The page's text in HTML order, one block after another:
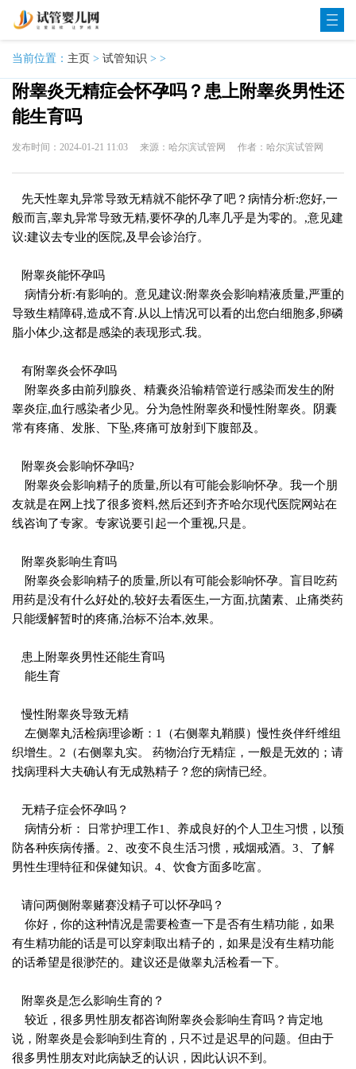
当前位置： 主页 > 试管知识 > >
附睾炎无精症会怀孕吗？患上附睾炎男性还
能生育吗
发布时间：2024-01-21 11:03 来源：哈尔滨试管网 作者：哈尔滨试管网
先天性睾丸异常导致无精就不能怀孕了吧？病情分析:您好,一
般而言,睾丸异常导致无精,要怀孕的几率几乎是为零的。,意见建
议:建议去专业的医院,及早会诊治疗。
附睾炎能怀孕吗
病情分析:有影响的。意见建议:附睾炎会影响精液质量,严重的
导致生精障碍,造成不育.从以上情况可以看的出您白细胞多,卵磷
脂小体少,这都是感染的表现形式.我。
有附睾炎会怀孕吗
附睾炎多由前列腺炎、精囊炎沿输精管逆行感染而发生的附
睾炎症,血行感染者少见。分为急性附睾炎和慢性附睾炎。阴囊
常有疼痛、发胀、下坠,疼痛可放射到下腹部及。
附睾炎会影响怀孕吗?
附睾炎会影响精子的质量,所以有可能会影响怀孕。我一个朋
友就是在网上找了很多资料,然后还到齐齐哈尔现代医院网站在
线咨询了专家。专家说要引起一个重视,只是。
附睾炎影响生育吗
附睾炎会影响精子的质量,所以有可能会影响怀孕。盲目吃药
用药是没有什么好处的,较好去看医生,一方面,抗菌素、止痛类药
只能缓解暂时的疼痛,治标不治本,效果。
患上附睾炎男性还能生育吗
能生育
慢性附睾炎导致无精
左侧睾丸活检病理诊断：1（右侧睾丸鞘膜）慢性炎伴纤维组
织增生。2（右侧睾丸实。 药物治疗无精症，一般是无效的；请
找病理科大夫确认有无成熟精子？您的病情已经。
无精子症会怀孕吗？
病情分析： 日常护理工作1、养成良好的个人卫生习惯，以预
防各种疾病传播。2、改变不良生活习惯，戒烟戒酒。3、了解
男性生理特征和保健知识。4、饮食方面多吃富。
请问两侧附睾赌赛没精子可以怀孕吗？
你好，你的这种情况是需要检查一下是否有生精功能，如果
有生精功能的话是可以穿刺取出精子的，如果是没有生精功能
的话希望是很渺茫的。建议还是做睾丸活检看一下。
附睾炎是怎么影响生育的？
较近，很多男性朋友都咨询附睾炎会影响生育吗？肯定地
说，附睾炎是会影响到生育的，只不过是迟早的问题。但由于
很多男性朋友对此病缺乏的认识，因此认识不到。